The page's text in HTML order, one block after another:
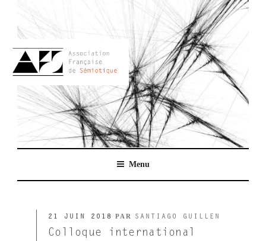
contenu
AFSEMIO.FR
Menu
PUBLIÉ
LE
21 JUIN 2018 PAR SANTIAGO GUILLEN
Colloque international